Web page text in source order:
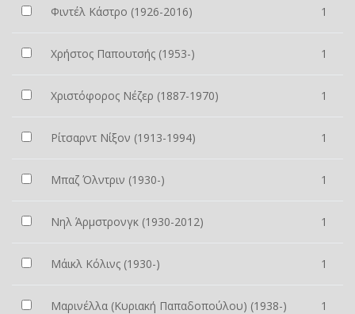
Φιντέλ Κάστρο (1926-2016) 1
Χρήστος Παπουτσής (1953-) 1
Χριστόφορος Νέζερ (1887-1970) 1
Ρίτσαρντ Νίξον (1913-1994) 1
Μπαζ Όλντριν (1930-) 1
Νηλ Άρμστρονγκ (1930-2012) 1
Μάικλ Κόλινς (1930-) 1
Μαρινέλλα (Κυριακή Παπαδοπούλου) (1938-) 1